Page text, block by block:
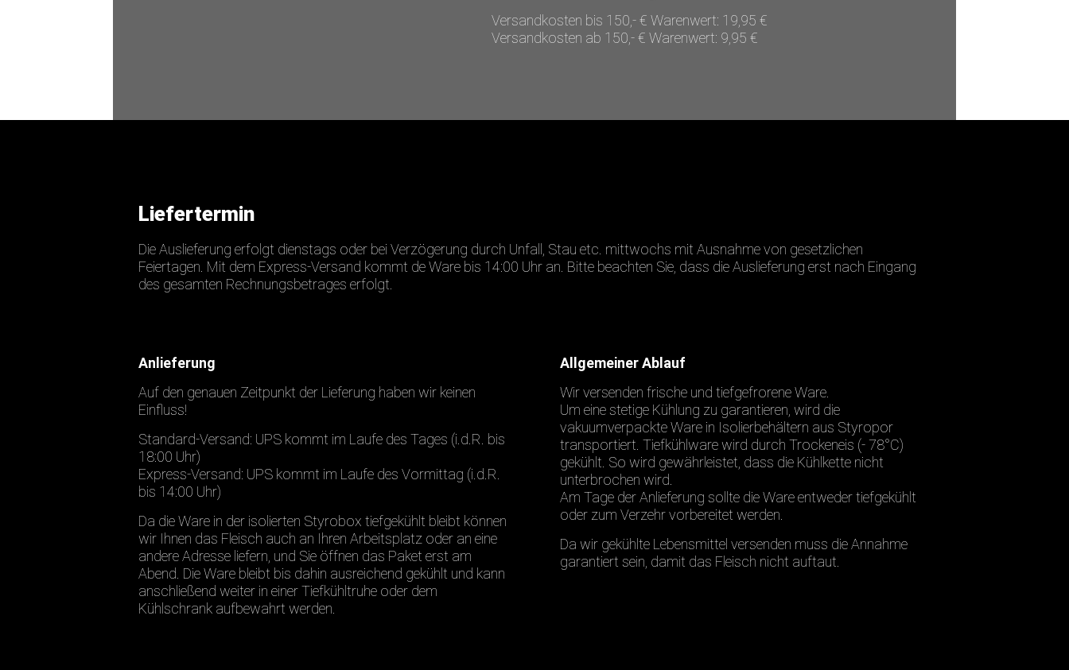
Versandkosten bis 150,- € Warenwert: 19,95 €
Versandkosten ab 150,- € Warenwert: 9,95 €
Liefertermin
Die Auslieferung erfolgt dienstags oder bei Verzögerung durch Unfall, Stau etc. mittwochs mit Ausnahme von gesetzlichen
Feiertagen. Mit dem Express-Versand kommt de Ware bis 14:00 Uhr an. Bitte beachten Sie, dass die Auslieferung erst nach Eingang
des gesamten Rechnungsbetrages erfolgt.
Anlieferung
Auf den genauen Zeitpunkt der Lieferung haben wir keinen
Einfluss!
Standard-Versand: UPS kommt im Laufe des Tages (i.d.R. bis
18:00 Uhr)
Express-Versand: UPS kommt im Laufe des Vormittag (i.d.R.
bis 14:00 Uhr)
Da die Ware in der isolierten Styrobox tiefgekühlt bleibt können
wir Ihnen das Fleisch auch an Ihren Arbeitsplatz oder an eine
andere Adresse liefern, und Sie öffnen das Paket erst am
Abend. Die Ware bleibt bis dahin ausreichend gekühlt und kann
anschließend weiter in einer Tiefkühltruhe oder dem
Kühlschrank aufbewahrt werden.
Allgemeiner Ablauf
Wir versenden frische und tiefgefrorene Ware.
Um eine stetige Kühlung zu garantieren, wird die
vakuumverpackte Ware in Isolierbehältern aus Styropor
transportiert. Tiefkühlware wird durch Trockeneis (- 78°C)
gekühlt. So wird gewährleistet, dass die Kühlkette nicht
unterbrochen wird.
Am Tage der Anlieferung sollte die Ware entweder tiefgekühlt
oder zum Verzehr vorbereitet werden.
Da wir gekühlte Lebensmittel versenden muss die Annahme
garantiert sein, damit das Fleisch nicht auftaut.